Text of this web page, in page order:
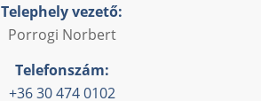
Telephely vezető:
Porrogi Norbert
Telefonszám:
+36 30 474 0102